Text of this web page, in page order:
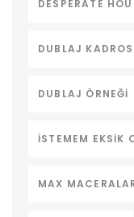
DESPERATE
DUBLAJ
DUBLAJ ÖRNEĞI
ISTEMEM EKSIK
MAX